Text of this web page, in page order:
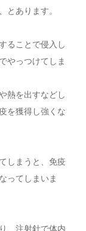
とあります。
ることで侵入し
やっつけてしま
熱を出すなどし
を獲得し強くな
しまうと、免疫
ってしまいま
、注射針で体内